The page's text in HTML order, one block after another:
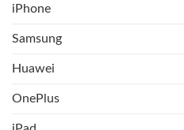
iPhone
Samsung
Huawei
OnePlus